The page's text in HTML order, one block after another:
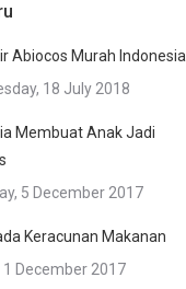
Abiocos Murah Indonesia
18 July 2018
Membuat Anak Jadi
5 December 2017
Keracunan Makanan
1 December 2017